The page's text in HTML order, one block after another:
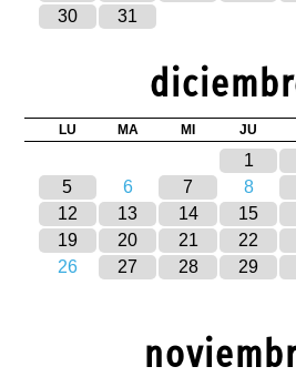
30
31
LU MA MI JU
1
5
6 7 8
12
13 14 15
19
20 21 22
26
27 28 29